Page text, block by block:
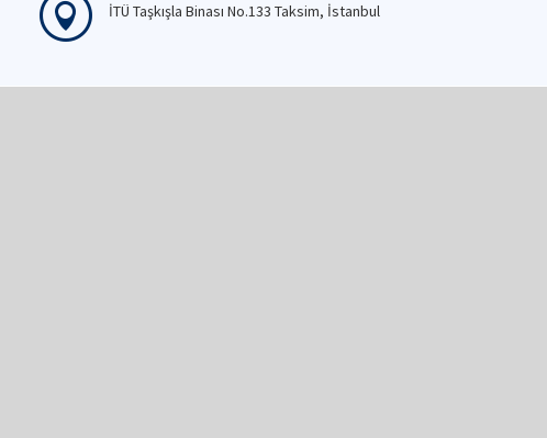
İTÜ Taşkışla Binası No.133 Taksim, İstanbul